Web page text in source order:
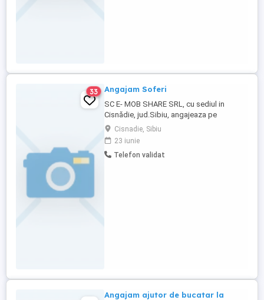
33 Angajam Soferi
SC E- MOB SHARE SRL, cu sediul in
Cisnădie, jud.Sibiu, angajeaza pe
urmatoarele posturi: - " sofer de
autoturisme si camionete" - 3 posturi
Pentru mai multe detalii nu ezitati sa ne
contactati. CV-urile se depun la adresa
Cisnadie, Sibiu
23 iunie
Telefon validat
Angajam ajutor de bucatar la